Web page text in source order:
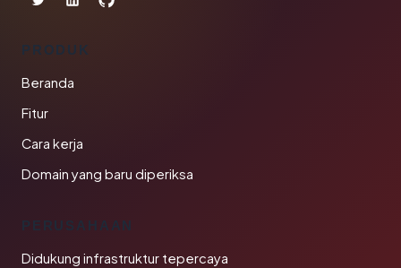
PRODUK
Beranda
Fitur
Cara kerja
Domain yang baru diperiksa
PERUSAHAAN
Didukung infrastruktur tepercaya